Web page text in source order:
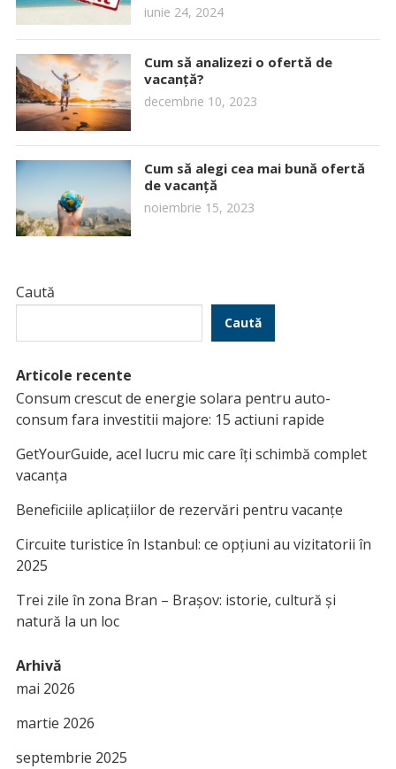
iunie 24, 2024
Cum să analizezi o ofertă de
vacanță?
decembrie 10, 2023
Cum să alegi cea mai bună ofertă
de vacanță
noiembrie 15, 2023
Caută
Caută
Articole recente
Consum crescut de energie solara pentru auto-
consum fara investitii majore: 15 actiuni rapide
GetYourGuide, acel lucru mic care îți schimbă complet
vacanța
Beneficiile aplicațiilor de rezervări pentru vacanțe
Circuite turistice în Istanbul: ce opțiuni au vizitatorii în
2025
Trei zile în zona Bran – Brașov: istorie, cultură și
natură la un loc
Arhivă
mai 2026
martie 2026
septembrie 2025